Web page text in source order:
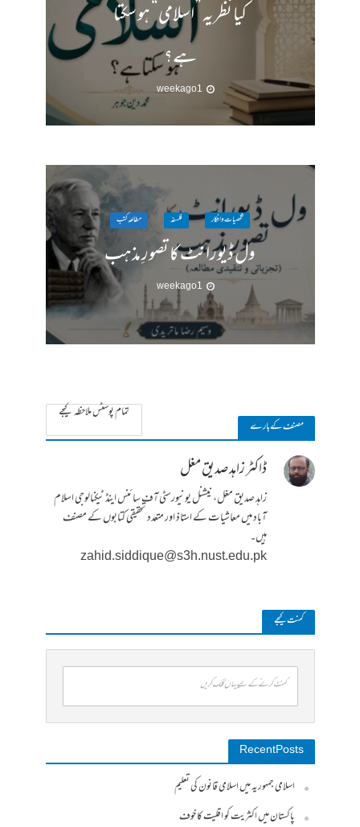
کیا نظریہ ”اسلامی“ ہو سکتا
ہے؟
1 week ago
شخصیات وافکار فلسفہ مطالعہ کتب
ول ڈیورانٹ کا تصورِ مذہب
1 week ago
مصنف کے بارے
تمام پوسٹس ملاحظہ کیجے
ڈاکٹر زاہد صدیق مغل
زاہد صدیق مغل، نیشنل یونیورسٹی آف سائنس اینڈ ٹیکنالوجی اسلام
آباد میں معاشیات کے استاذ اور متعدد تحقیقی کتابوں کے مصنف
ہیں۔
zahid.siddique@s3h.nust.edu.pk
کمنت کیجے
کمنٹ کرنے کے لیے یہاں کلک کریں
Recent Posts
اسلامی جمہوریہ میں اسلامی قانون کی تعلیم
پاکستان میں اکثریت کو اقلیت کا خوف